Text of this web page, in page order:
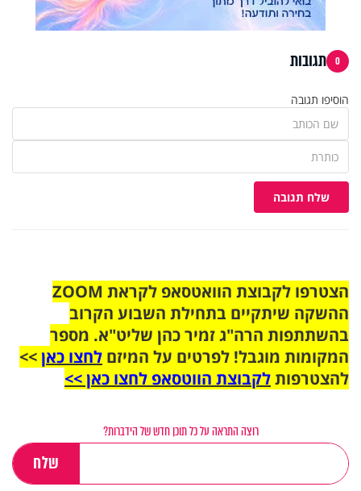
0 תגובות
הוסיפו תגובה
שלח תגובה
הצטרפו לקבוצת הוואטסאפ לקראת ZOOM
ההשקה שיתקיים בתחילת השבוע הקרוב
בהשתתפות הרה"ג זמיר כהן שליט"א. מספר
המקומות מוגבל! לפרטים על המיזם לחצו כאן>>
להצטרפותלקבוצת הווטסאפ לחצו כאן >>
רוצה התראה על כל תוכן חדש של הידברות?